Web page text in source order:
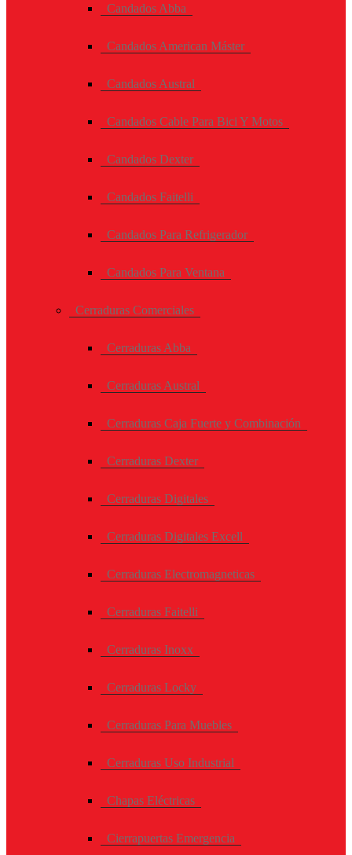
Candados Abba
Candados American Máster
Candados Austral
Candados Cable Para Bici Y Motos
Candados Dexter
Candados Faitelli
Candados Para Refrigerador
Candados Para Ventana
Cerraduras Comerciales
Cerraduras Abba
Cerraduras Austral
Cerraduras Caja Fuerte y Combinación
Cerraduras Dexter
Cerraduras Digitales
Cerraduras Digitales Excell
Cerraduras Electromagneticas
Cerraduras Faitelli
Cerraduras Inoxx
Cerraduras Locky
Cerraduras Para Muebles
Cerraduras Uso Industrial
Chapas Eléctricas
Cierrapuertas Emergencia